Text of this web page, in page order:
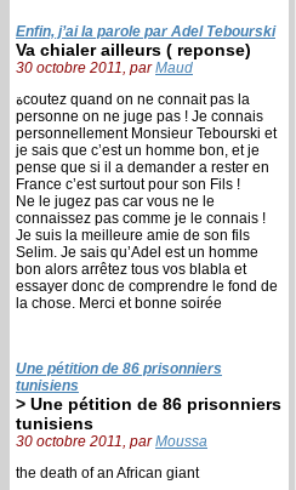
Enfin, j’ai la parole par Adel Tebourski
Va chialer ailleurs ( reponse)
30 octobre 2011, parMaud
ةcoutez quand on ne connait pas la
personne on ne juge pas ! Je connais
personnellement Monsieur Tebourski et
je sais que c’est un homme bon, et je
pense que si il a demander a rester en
France c’est surtout pour son Fils !
Ne le jugez pas car vous ne le
connaissez pas comme je le connais !
Je suis la meilleure amie de son fils
Selim. Je sais qu’Adel est un homme
bon alors arrêtez tous vos blabla et
essayer donc de comprendre le fond de
la chose. Merci et bonne soirée
Une pétition de 86 prisonniers
tunisiens
> Une pétition de 86 prisonniers
tunisiens
30 octobre 2011, parMoussa
the death of an African giant